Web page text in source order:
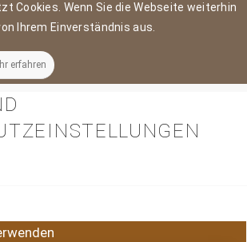
Cookies. Wenn Sie die Webseite weiterhin
Ihrem Einverständnis aus.
erfahren